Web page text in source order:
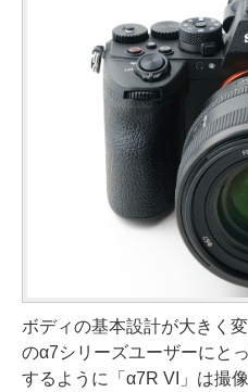
ボディの基本設計が大きく
のα7シリーズユーザーにと
するように「α7R VI」は撮